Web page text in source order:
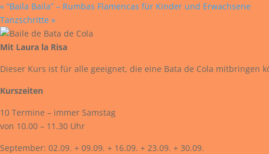
« “Baila Baila” – Rumbas Flamencas für Kinder und Erwachsene
Tanzschritte »
Mit Laura la Risa
Dieser Kurs ist für alle geeignet, die eine Bata de Cola mitbringen
Kurszeiten
10 Termine – immer Samstag
von 10.00 – 11.30 Uhr
September: 02.09. + 09.09. + 16.09. + 23.09. + 30.09.